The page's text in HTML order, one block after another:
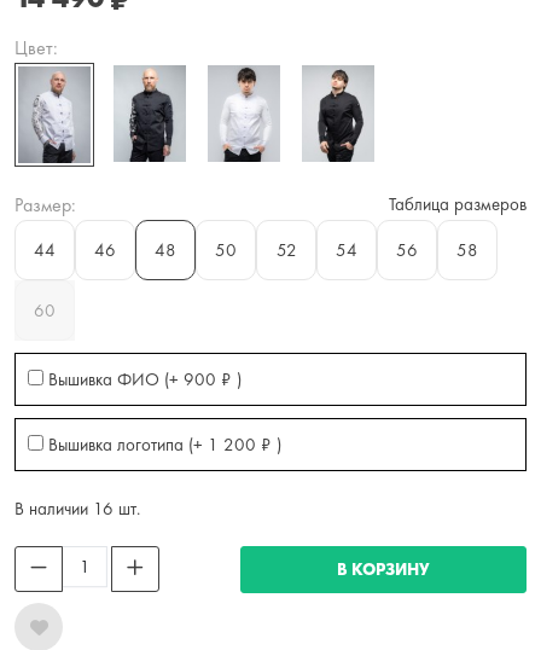
Цвет:
Размер:
Таблица размеров
44
46 48 50 52 54 56 58
60
Вышивка ФИО (+ 900 ₽ )
Вышивка логотипа (+ 1 200 ₽ )
В наличии 16 шт.
В КОРЗИНУ